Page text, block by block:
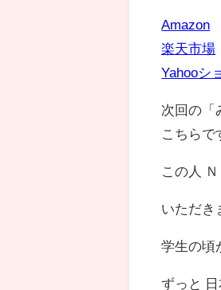
Amazon
楽天市場
Yahooシ
次回の「
こちらで
この人
いただき
学生の頃
ずっと